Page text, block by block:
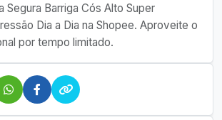
Segura Barriga Cós Alto Super
Dia a Dia na Shopee. Aproveite o
por tempo limitado.